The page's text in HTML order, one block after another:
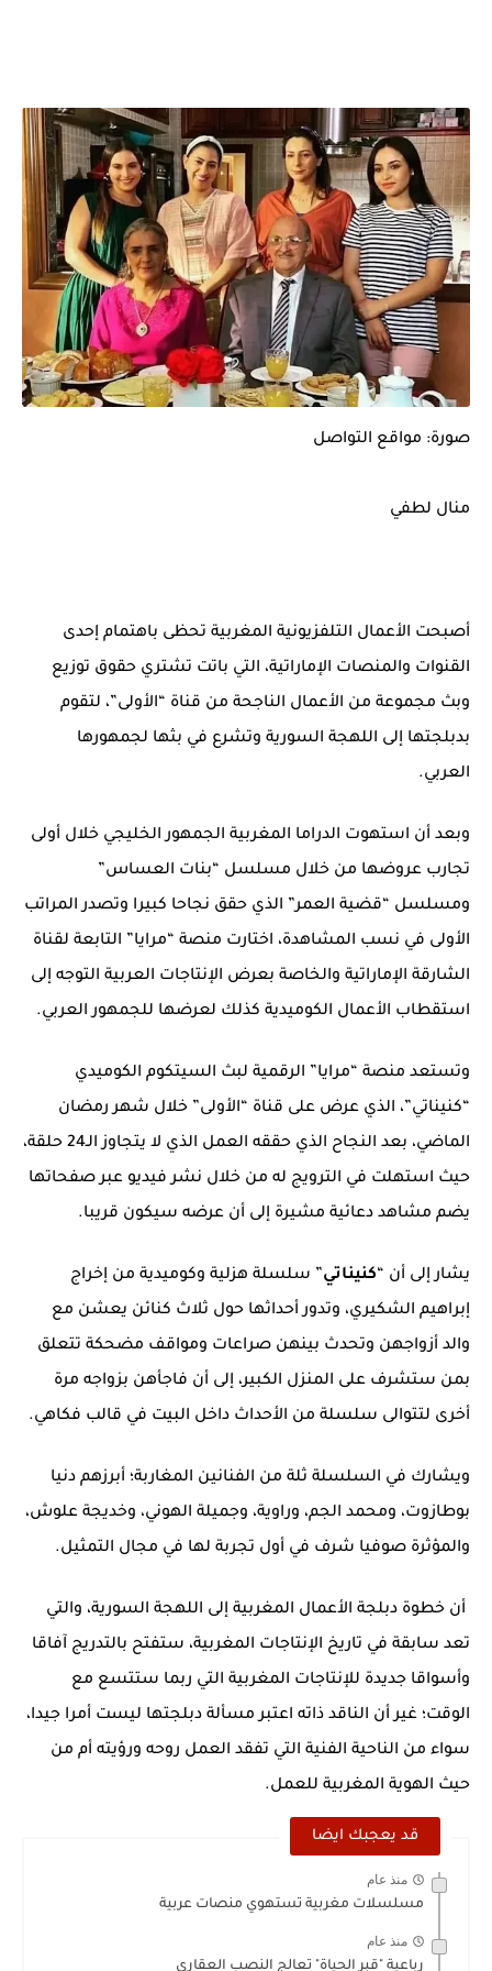
صورة: مواقع التواصل
منال لطفي
أصبحت الأعمال التلفزيونية المغربية تحظى باهتمام إحدى
القنوات والمنصات الإماراتية، التي باتت تشتري حقوق توزيع
وبث مجموعة من الأعمال الناجحة من قناة “الأولى”، لتقوم
بدبلجتها إلى اللهجة السورية وتشرع في بثها لجمهورها
العربي.
وبعد أن استهوت الدراما المغربية الجمهور الخليجي خلال أولى
تجارب عروضها من خلال مسلسل “بنات العساس”
ومسلسل “قضية العمر” الذي حقق نجاحا كبيرا وتصدر المراتب
الأولى في نسب المشاهدة، اختارت منصة “مرايا” التابعة لقناة
الشارقة الإماراتية والخاصة بعرض الإنتاجات العربية التوجه إلى
استقطاب الأعمال الكوميدية كذلك لعرضها للجمهور العربي.
وتستعد منصة “مرايا” الرقمية لبث السيتكوم الكوميدي
“كنيناتي”، الذي عرض على قناة “الأولى” خلال شهر رمضان
الماضي، بعد النجاح الذي حققه العمل الذي لا يتجاوز الـ24 حلقة،
حيث استهلت في الترويج له من خلال نشر فيديو عبر صفحاتها
يضم مشاهد دعائية مشيرة إلى أن عرضه سيكون قريبا.
يشار إلى أن “كنيناتي” سلسلة هزلية وكوميدية من إخراج
إبراهيم الشكيري، وتدور أحداثها حول ثلاث كنائن يعشن مع
والد أزواجهن وتحدث بينهن صراعات ومواقف مضحكة تتعلق
بمن ستشرف على المنزل الكبير، إلى أن فاجأهن بزواجه مرة
أخرى لتتوالى سلسلة من الأحداث داخل البيت في قالب فكاهي.
ويشارك في السلسلة ثلة من الفنانين المغاربة؛ أبرزهم دنيا
بوطازوت، ومحمد الجم، وراوية، وجميلة الهوني، وخديجة علوش،
والمؤثرة صوفيا شرف في أول تجربة لها في مجال التمثيل.
أن خطوة دبلجة الأعمال المغربية إلى اللهجة السورية، والتي
تعد سابقة في تاريخ الإنتاجات المغربية، ستفتح بالتدريج آفاقا
وأسواقا جديدة للإنتاجات المغربية التي ربما ستتسع مع
الوقت؛ غير أن الناقد ذاته اعتبر مسألة دبلجتها ليست أمرا جيدا،
سواء من الناحية الفنية التي تفقد العمل روحه ورؤيته أم من
حيث الهوية المغربية للعمل.
قد يعجبك ايضا
منذ عام
مسلسلات مغربية تستهوي منصات عربية
منذ عام
رباعية "قبر الحياة" تعالج النصب العقاري